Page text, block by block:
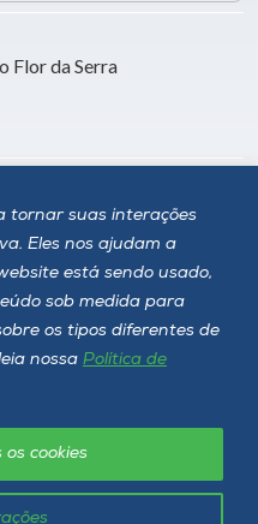
tornar suas interações
Eles nos ajudam a
está sendo usado,
sob medida para
os tipos diferentes de
nossa Política de
cookies
Flor da Serra